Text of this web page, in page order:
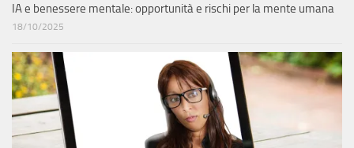
IA e benessere mentale: opportunità e rischi per la mente umana
18/10/2025